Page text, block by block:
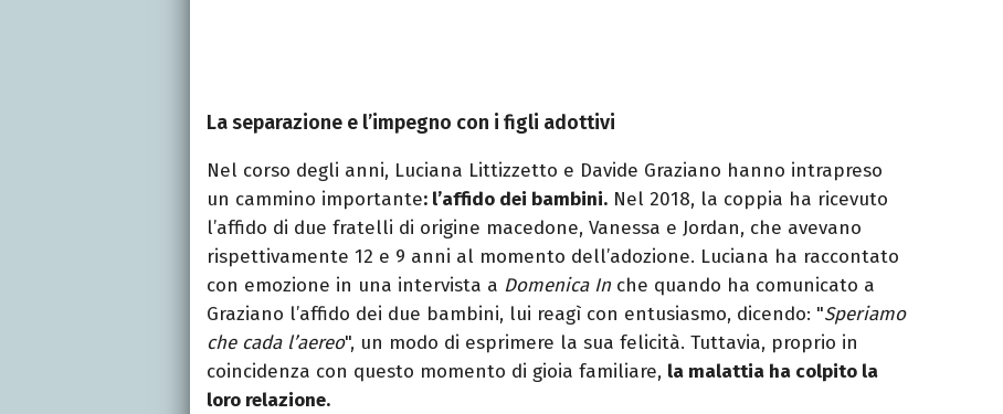
La separazione e l’impegno con i figli adottivi
Nel corso degli anni, Luciana Littizzetto e Davide Graziano hanno intrapreso
un cammino importante: l’affido dei bambini. Nel 2018, la coppia ha ricevuto
l’affido di due fratelli di origine macedone, Vanessa e Jordan, che avevano
rispettivamente 12 e 9 anni al momento dell’adozione. Luciana ha raccontato
con emozione in una intervista a Domenica Inche quando ha comunicato a
Graziano l’affido dei due bambini, lui reagì con entusiasmo, dicendo: "Speriamo
che cada l’aereo", un modo di esprimere la sua felicità. Tuttavia, proprio in
coincidenza con questo momento di gioia familiare, la malattia ha colpito la
loro relazione.